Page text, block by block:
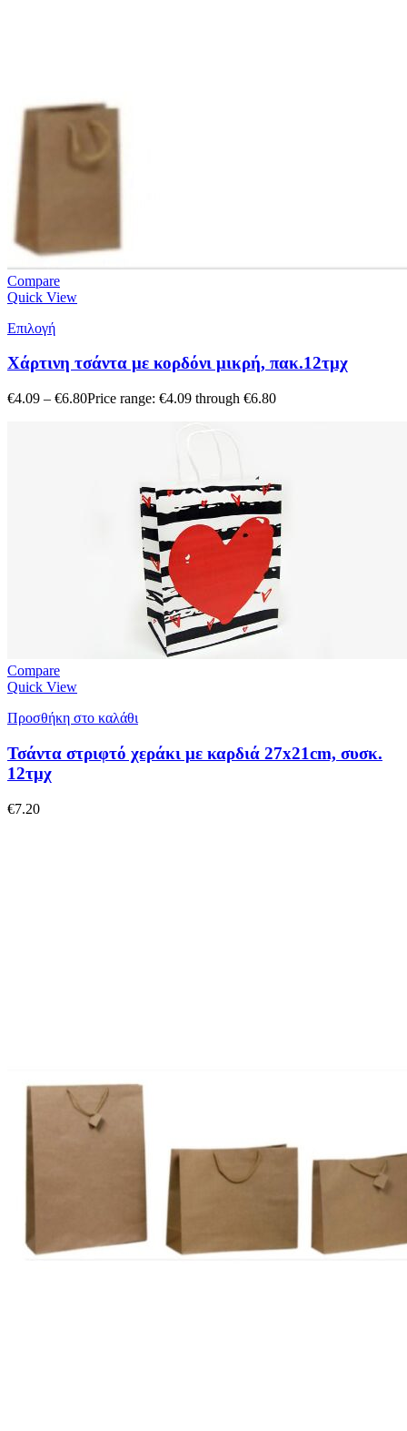
Compare
Quick View
Επιλογή
Χάρτινη τσάντα με κορδόνι μικρή, πακ.12τμχ
€4.09 – €6.80Price range: €4.09 through €6.80
Compare
Quick View
Προσθήκη στο καλάθι
Τσάντα στριφτό χεράκι με καρδιά 27x21cm, συσκ.
12τμχ
€7.20